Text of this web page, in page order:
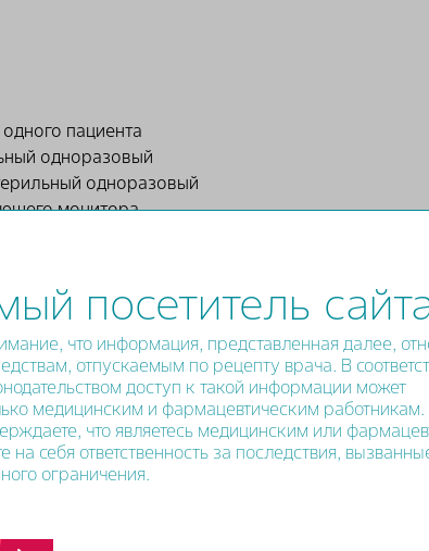
посетитель
что информация, представленная далее,
отпускаемым по рецепту врача. В
доступ к такой информации может
медицинским и фармацевтическим
что являетесь медицинским или
на себя ответственность за последствия,
ограничения.
пациента
одноразовый
одноразовый
монитора
ручного управления
От 1 до 150 мл с шагом 1 мл
Фиксированный режим: задается
диапазоне 1–45 мл/сек с шагом 0.1 мл/сек